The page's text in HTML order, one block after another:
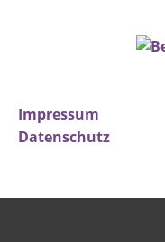
Impressum
Datenschutz